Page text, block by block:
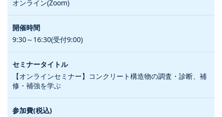
オンライン(Zoom)
9:30～16:30(受付9:00)
【オンラインセミナー】コンクリート構造物の調査・診断、補
修・補強を学ぶ